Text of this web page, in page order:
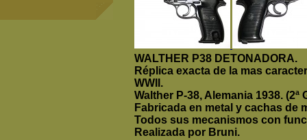
WALTHER P38 DETONADORA.
Réplica exacta de la mas
WWII.
Walther P-38, Alemania 1938. (2ª
Fabricada en metal y cachas de
Todos sus mecanismos con
Realizada por Bruni.